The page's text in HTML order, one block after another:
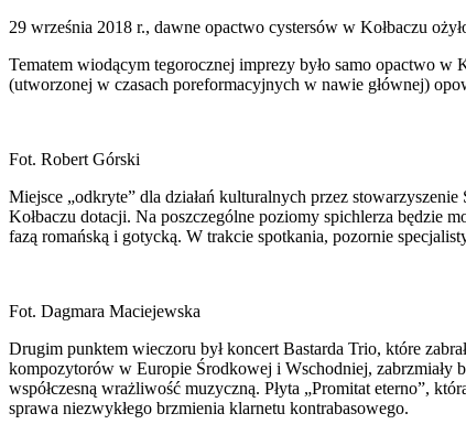
29 września 2018 r., dawne opactwo cystersów w Kołbaczu
Tematem wiodącym tegorocznej imprezy było samo opactwo
(utworzonej w czasach poreformacyjnych w nawie głównej)
Fot. Robert Górski
Miejsce „odkryte” dla działań kulturalnych przez
Kołbaczu dotacji. Na poszczególne poziomy spichlerza będzie
fazą romańską i gotycką. W trakcie spotkania, pozornie
Fot. Dagmara Maciejewska
Drugim punktem wieczoru był koncert Bastarda Trio, które
kompozytorów w Europie Środkowej i Wschodniej, zabrzmiały
współczesną wrażliwość muzyczną. Płyta „Promitat eterno”,
sprawa niezwykłego brzmienia klarnetu kontrabasowego.